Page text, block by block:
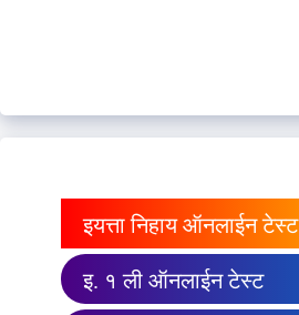
इयत्ता निहाय ऑनलाईन टेस्ट
इ. १ ली ऑनलाईन टेस्ट